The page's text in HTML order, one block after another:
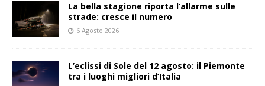
La bella stagione riporta l’allarme sulle
strade: cresce il numero
6 Agosto 2026
L’eclissi di Sole del 12 agosto: il Piemonte
tra i luoghi migliori d’Italia